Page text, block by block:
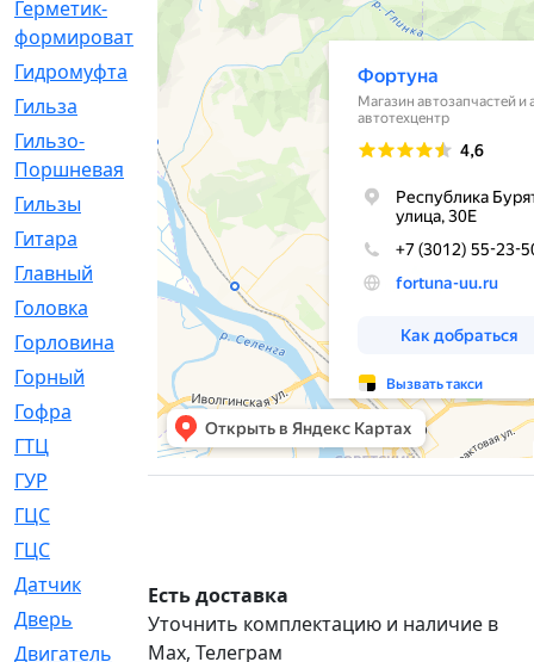
Герметик-
формирователь
[3]
Гидромуфта
[47]
Гильза
[56]
Гильзо-
Поршневая
[13]
Гильзы
[259]
Гитара
[7]
Главный
[29]
Головка
[28]
Горловина
[14]
Горный
Гофра
[86]
ГТЦ
[96]
ГУР
[34]
ГЦC
ГЦС
Датчик
[969]
Дверь
[249]
Двигатель
[64]
Есть доставка
Уточнить комплектацию и наличие в
Max, Телеграм